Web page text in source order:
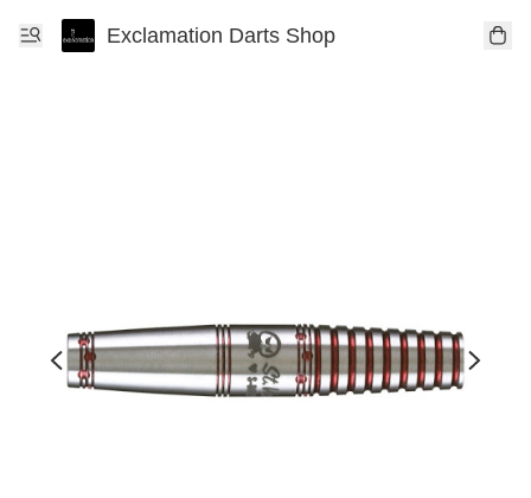
Exclamation Darts Shop